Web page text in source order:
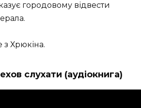
городовому відвести
з Хрюкіна.
слухати (аудіокнига)